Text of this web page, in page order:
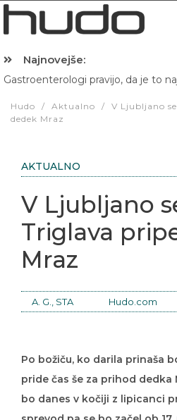
Najnovejše:
Gastroenterologi pravijo, da je to
Hudo / Aktualno /
V Ljubljano
dedek Mraz
AKTUALNO
V Ljubljano
Triglava
Mraz
A. G., STA Hudo.com
Po božiču, ko darila prinaša
pride čas še za prihod dedka
bo danes v kočiji z lipicanci